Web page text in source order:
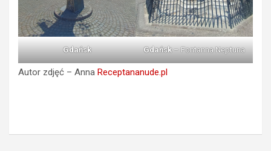
Gdańsk Gdańsk– Fontanna Neptuna
Autor zdjęć – Anna Receptananude.pl